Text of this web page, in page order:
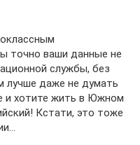
точно ваши данные не
службы, без
лучше даже не думать
и хотите жить в Южном
Кстати, это тоже